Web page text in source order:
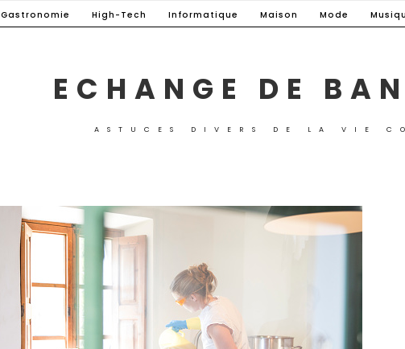
Gastronomie High-Tech Informatique Maison Mode
ECHANGE DE
ASTUCES DIVERS DE LA VIE